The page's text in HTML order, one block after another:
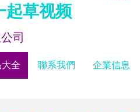
起草视频
司
全 聯系我們 企業信息